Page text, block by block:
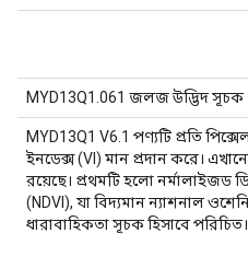
MYD13Q1.061 জলজ উদ্ভিদ সূচক
MYD13Q1 V6.1 পণ্যটি প্রতি
ইনডেক্স (VI) মান প্রদান করে।
রয়েছে। প্রথমটি হলো নর্মালাইজড
(NDVI), যা বিদ্যমান ন্যাশনাল
ধারাবাহিকতা সূচক হিসাবে পরিচিত।